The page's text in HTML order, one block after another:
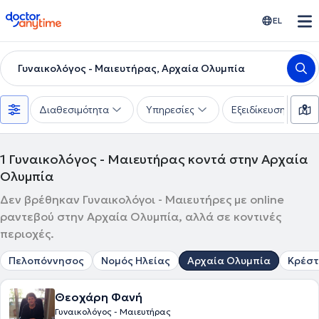
doctoranytime EL
Γυναικολόγος - Μαιευτήρας, Αρχαία Ολυμπία
Διαθεσιμότητα Υπηρεσίες Εξειδίκευση
1 Γυναικολόγος - Μαιευτήρας κοντά στην Αρχαία
Ολυμπία
Δεν βρέθηκαν Γυναικολόγοι - Μαιευτήρες με online
ραντεβού στην Αρχαία Ολυμπία, αλλά σε κοντινές
περιοχές.
Πελοπόννησος Νομός Ηλείας Αρχαία Ολυμπία
Θεοχάρη Φανή
Γυναικολόγος - Μαιευτήρας